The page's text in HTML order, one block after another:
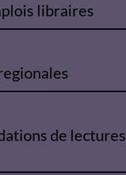
libraires
de lectures